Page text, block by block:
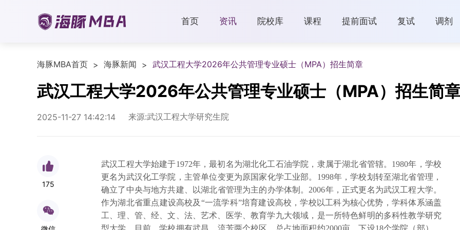
首页 资讯 院校库 课程 提前面试 复试 调剂
海豚MBA首页 > 海豚新闻 > 武汉工程大学2026年公共管理专业硕士（MPA）招生简章
武汉工程大学2026年公共管理专业硕士（MPA）招生简
2025-11-27 14:42:14 来源:武汉工程大学研究生院
175
武汉工程大学始建于1972年，最初名为湖北化工石油学院，隶属于湖北省管辖。1980年，学校
更名为武汉化工学院，主管单位变更为原国家化学工业部。1998年，学校划转至湖北省管理，
确立了中央与地方共建、以湖北省管理为主的办学体制。2006年，正式更名为武汉工程大学。
作为湖北省重点建设高校及“一流学科”培育建设高校，学校以工科为核心优势，学科体系涵盖
工、理、管、经、文、法、艺术、医学、教育学九大领域，是一所特色鲜明的多科性教学研究
型大学。目前，学校拥有武昌、流芳两个校区，总占地面积约2000亩，下设18个学院（部）、